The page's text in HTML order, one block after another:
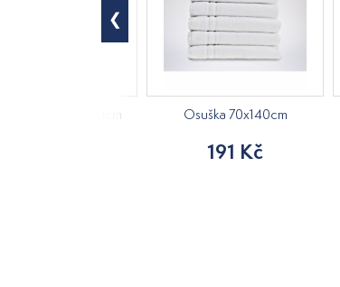
vaflová 70x140cm Osuška 70x140cm
191 Kč